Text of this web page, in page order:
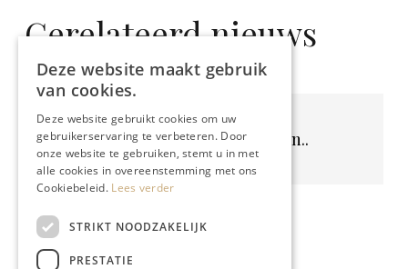
Gerelateerd nieuws
Geen resultaten gevonden..
Deze website maakt gebruik
van cookies.
Deze website gebruikt cookies om uw
gebruikerservaring te verbeteren. Door
onze website te gebruiken, stemt u in met
alle cookies in overeenstemming met ons
Cookiebeleid. Lees verder
STRIKT NOODZAKELIJK
PRESTATIE